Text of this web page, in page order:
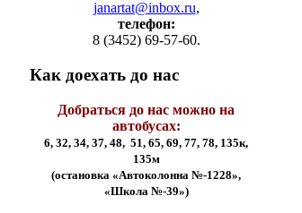
janartat@inbox.ru,
телефон:
8 (3452) 69-57-60.
Как доехать до нас
Добраться до нас можно на
автобусах:
6, 32, 34, 37, 48, 51, 65, 69, 77, 78, 135к,
135м
(остановка «Автоколонна №-1228»,
«Школа №-39»)